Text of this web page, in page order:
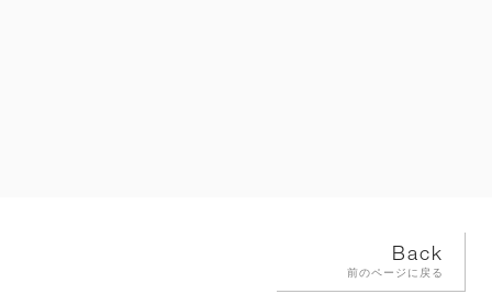
Back
前のページに戻る